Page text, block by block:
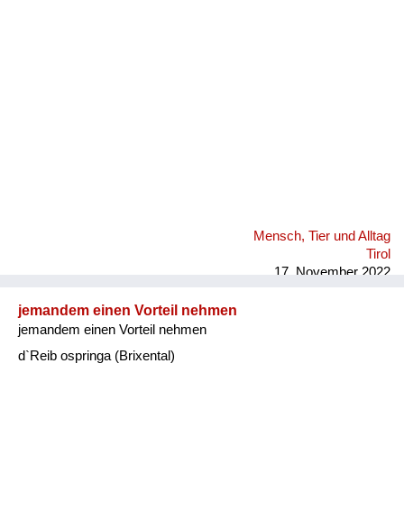
Mensch, Tier und Alltag
Tirol
17. November 2022
jemandem einen Vorteil nehmen
jemandem einen Vorteil nehmen
d`Reib ospringa (Brixental)